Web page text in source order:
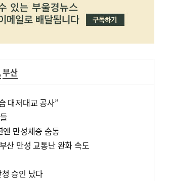
부산
대저대교 공사”
만성체증 숨통
산 만성 교통난 완화 속도
승인 났다